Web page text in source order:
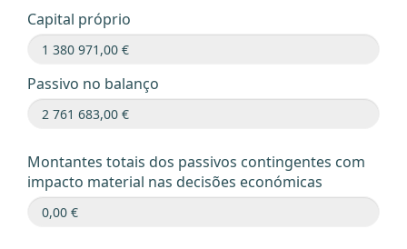
Capital próprio
Passivo no balanço
Montantes totais dos passivos contingentes com
impacto material nas decisões económicas